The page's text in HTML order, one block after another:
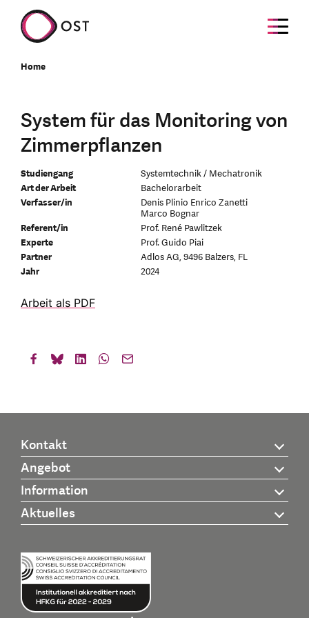
Home
System für das Monitoring von
Zimmerpflanzen
Studiengang
Systemtechnik / Mechatronik
Art der Arbeit
Bachelorarbeit
Verfasser/in
Denis Plinio Enrico Zanetti
Marco Bognar
Referent/in
Prof. René Pawlitzek
Experte
Prof. Guido Piai
Partner
Adlos AG, 9496 Balzers, FL
Jahr
2024
Arbeit als PDF
Kontakt
Angebot
Information
Aktuelles